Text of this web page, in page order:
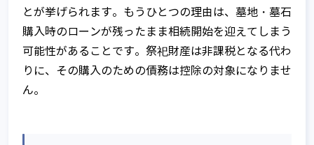
とが挙げられます。もうひとつの理由は、墓地・墓石
購入時のローンが残ったまま相続開始を迎えてしまう
可能性があることです。祭祀財産は非課税となる代わ
りに、その購入のための債務は控除の対象になりませ
ん。